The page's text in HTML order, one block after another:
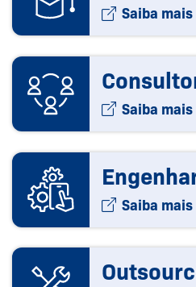
Saiba mais
Saiba mais
Saiba mais